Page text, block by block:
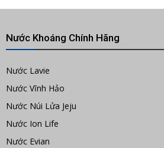
Nước Khoáng Chính Hãng
Nước Lavie
Nước Vĩnh Hảo
Nước Núi Lửa Jeju
Nước Ion Life
Nước Evian